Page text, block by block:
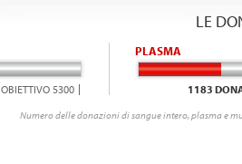
LE
OBIETTIVO 5300
PLASMA
1183
Numero delle donazioni di sangue intero, plasma e